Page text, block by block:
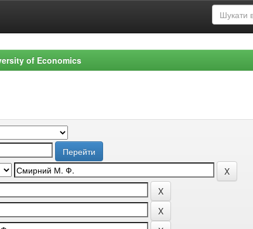
of Economics